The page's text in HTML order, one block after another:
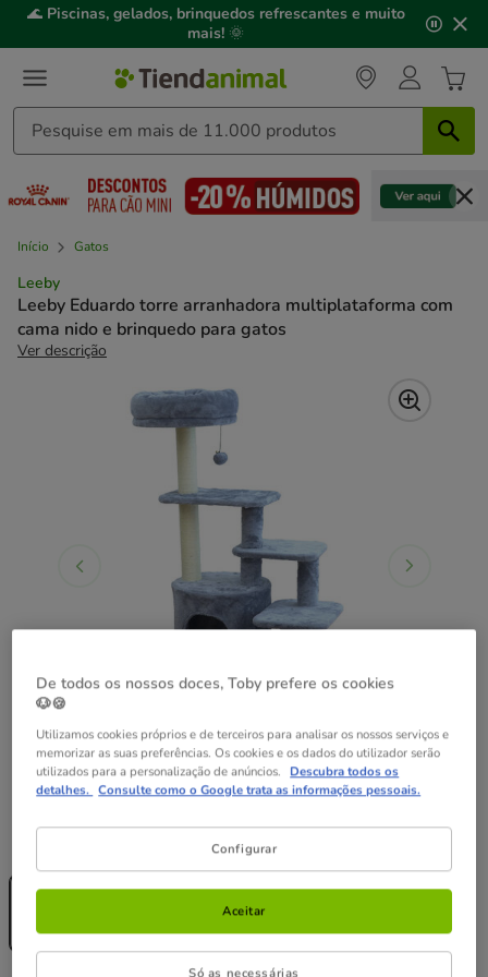
3,
mensagem,
🌊 Piscinas, gelados, brinquedos refrescantes e muito
mais! 🌞
Início Gatos
Leeby
Leeby Eduardo torre arranhadora multiplataforma com
cama nido e brinquedo para gatos
Ver descrição
101.5 x 59 x 59 cm Guia de tamanhos
101.5 x 59 x 59
Sem Stock
89.99€
De todos os nossos doces, Toby prefere os cookies
🐶🍪
Utilizamos cookies próprios e de terceiros para analisar os nossos serviços e
memorizar as suas preferências. Os cookies e os dados do utilizador serão
utilizados para a personalização de anúncios. Descubra todos os
detalhes. Consulte como o Google trata as informações pessoais.
Configurar
Só as necessárias
Aceitar